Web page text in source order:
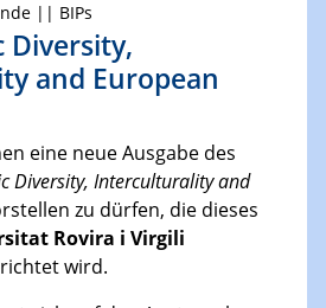
|| BIPs
Diversity,
and European